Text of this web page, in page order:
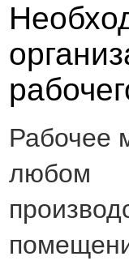
Рабочее
любом